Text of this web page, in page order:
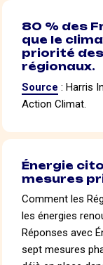
80 % des
que le
priorité
régionaux.
Source : Harris
Action Climat.
Énergie
mesures
Comment les
les énergies
Réponses avec
sept mesures